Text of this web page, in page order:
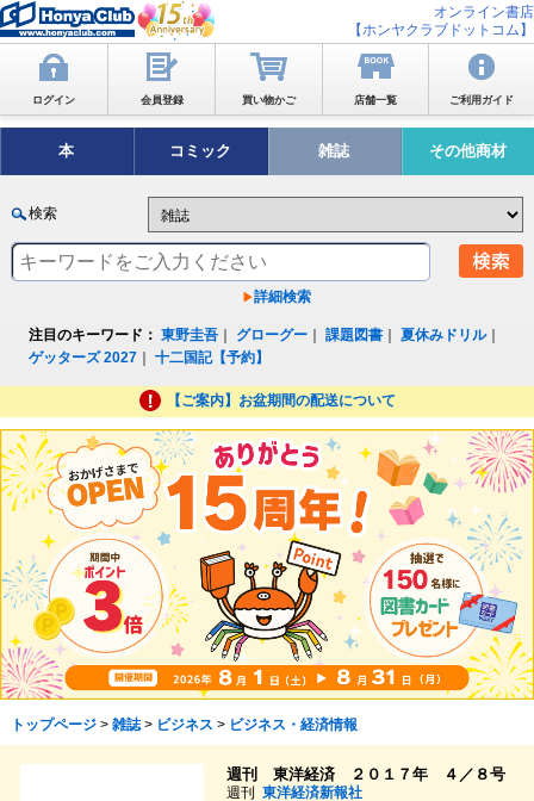
オンライン書店
【ホンヤクラブドットコム】
ログイン 会員登録 買い物かご 店舗一覧 ご利用ガイド
本 コミック 雑誌 その他商材
検索
詳細検索
注目のキーワード： 東野圭吾 グローグー ｜課題図書 ｜夏休みドリル｜
ゲッターズ 2027 ｜十二国記【予約】
【ご案内】お盆期間の配送について
トップページ> 雑誌> ビジネス > ビジネス・経済情報
週刊 東洋経済 ２０１７年 ４／８号
週刊東洋経済新報社